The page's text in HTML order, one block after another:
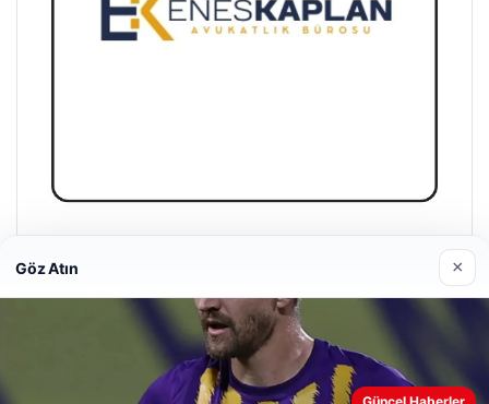
28/04/2026
Göz Atın ×